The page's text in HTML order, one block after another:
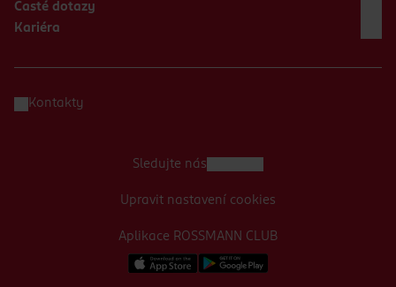
Časté dotazy
Kariéra
Kontakty
Aplikace ROSSMANN CLUB
Sledujte nás
Upravit nastavení cookies